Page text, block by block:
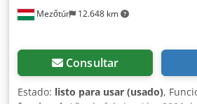
Mezőtúr 12.648 km
Consultar
Estado: listo para usar (usado),